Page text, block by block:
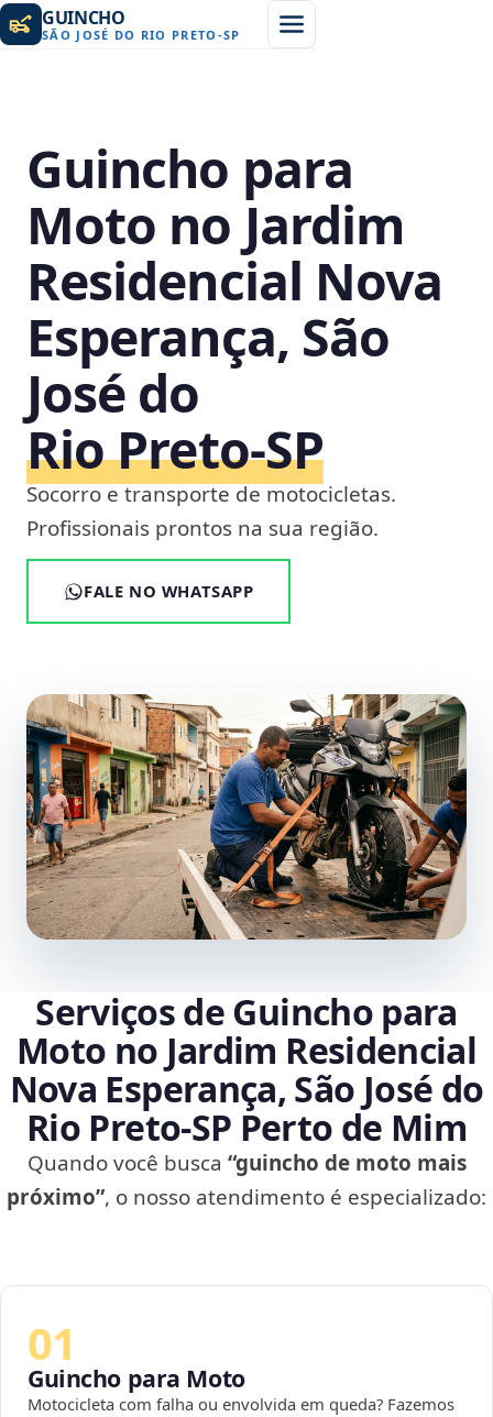
GUINCHO
SÃO JOSÉ DO RIO PRETO -SP
Guincho para
Moto no Jardim
Residencial Nova
Esperança, São
José do
Rio Preto‑SP
Socorro e transporte de motocicletas.
Profissionais prontos na sua região.
FALE NO WHATSAPP
Serviços de Guincho para
Moto no Jardim Residencial
Nova Esperança, São José do
Rio Preto‑SP Perto de Mim
Quando você busca “guincho de moto mais
próximo”, o nosso atendimento é especializado:
01
Guincho para Moto
Motocicleta com falha ou envolvida em queda? Fazemos